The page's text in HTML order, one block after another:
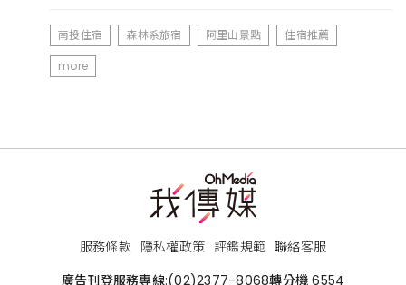
南投住宿 森林系旅宿 阿里山景點
住宿推薦
more
服務條款 隱私權政策 評鑑規範 聯絡客服
廣告刊登服務專線:(02)2377-8068轉分機 6554